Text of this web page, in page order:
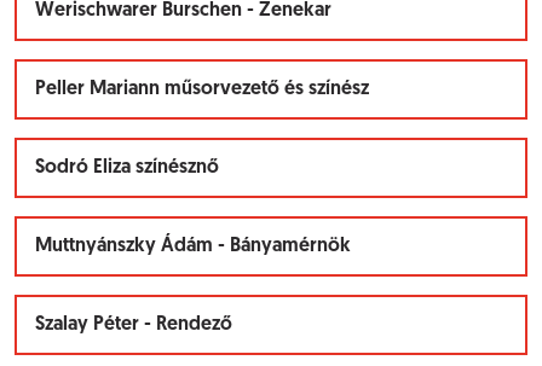
Werischwarer Burschen - Zenekar
Peller Mariann műsorvezető és színész
Sodró Eliza színésznő
Muttnyánszky Ádám - Bányamérnök
Szalay Péter - Rendező